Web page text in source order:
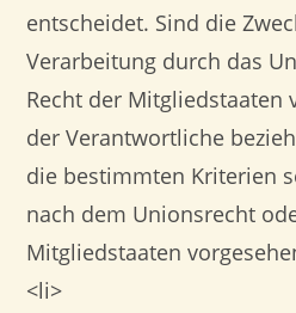
entscheidet. Sind die
Verarbeitung durch das
Recht der Mitgliedstaaten
der Verantwortliche
die bestimmten Kriterien
nach dem Unionsrecht
Mitgliedstaaten
<li>